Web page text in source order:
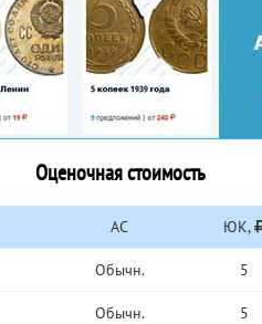
Оценочная стоимость
АС ЮК,
Обычн. 5
Обычн. 5